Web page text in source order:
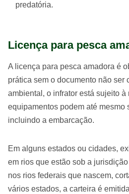
predatória.
Licença para pesca
A licença para pesca amadora é
prática sem o documento não ser
ambiental, o infrator está sujeito
equipamentos podem até mesmo
incluindo a embarcação.
Em alguns estados ou cidades,
em rios que estão sob a
nos rios federais que nascem,
vários estados, a carteira é